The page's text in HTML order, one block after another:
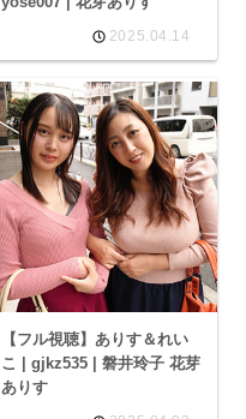
2025.04.14
【フル視聴】ありす＆れい
こ | gjkz535 | 磐井玲子 花芽
ありす